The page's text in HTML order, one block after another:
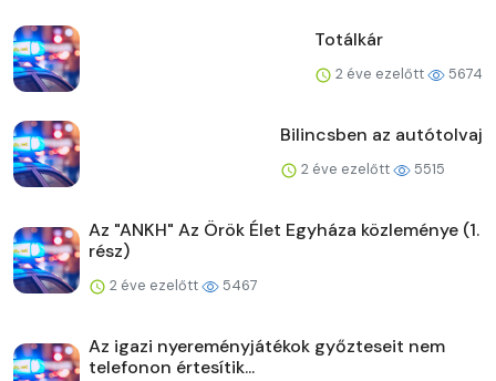
Totálkár
2 éve ezelőtt 5674
Bilincsben az autótolvaj
2 éve ezelőtt 5515
Az "ANKH" Az Örök Élet Egyháza közleménye (1.
rész)
2 éve ezelőtt 5467
Az igazi nyereményjátékok győzteseit nem
telefonon értesítik...